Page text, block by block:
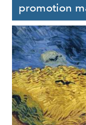
promotion